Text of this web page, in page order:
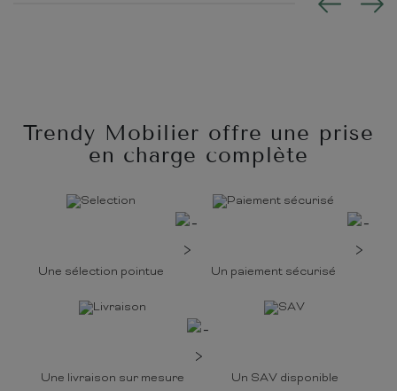
Trendy Mobilier offre une prise
en charge complète
Une sélection pointue Un paiement sécurisé
Une livraison sur mesure Un SAV disponible